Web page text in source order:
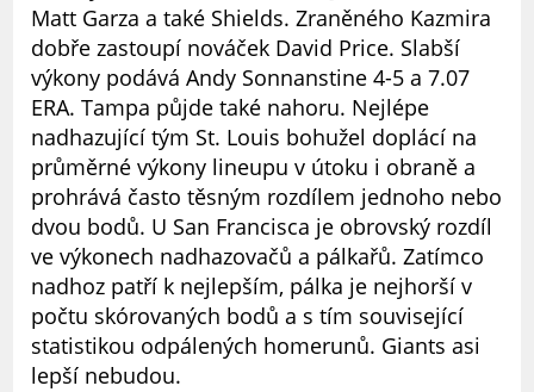
Matt Garza a také Shields. Zraněného Kazmira
dobře zastoupí nováček David Price. Slabší
výkony podává Andy Sonnanstine 4-5 a 7.07
ERA. Tampa půjde také nahoru. Nejlépe
nadhazující tým St. Louis bohužel doplácí na
průměrné výkony lineupu v útoku i obraně a
prohrává často těsným rozdílem jednoho nebo
dvou bodů. U San Francisca je obrovský rozdíl
ve výkonech nadhazovačů a pálkařů. Zatímco
nadhoz patří k nejlepším, pálka je nejhorší v
počtu skórovaných bodů a s tím související
statistikou odpálených homerunů. Giants asi
lepší nebudou.